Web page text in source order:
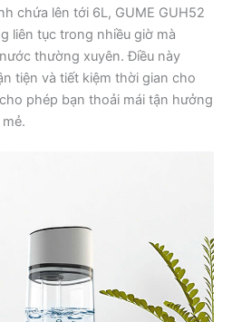
chứa lên tới 6L, GUME GUH52
liên tục trong nhiều giờ mà
thường xuyên. Điều này
tiện và tiết kiệm thời gian cho
phép bạn thoải mái tận hưởng